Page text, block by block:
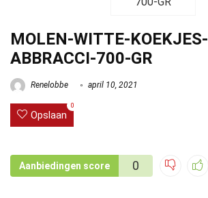
MOLEN-WITTE-KOEKJES-
ABBRACCI-700-GR
Renelobbe april 10, 2021
Opslaan
0
Aanbiedingen score 0